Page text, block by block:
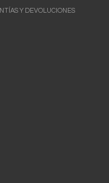
Y DEVOLUCIONES